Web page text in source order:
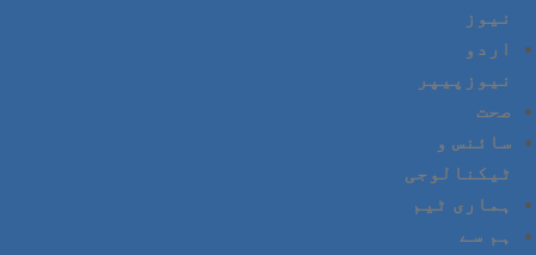
نیوز
اردو
نیوزپیپر
صحت
سائنس و
ٹیکنالوجی
ہماری ٹیم
ہم سے